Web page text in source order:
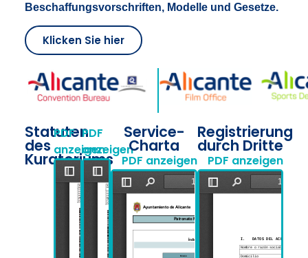
Beschaffungsvorschriften, Modelle und Gesetze.
Klicken Sie hier
Statuten
des
Kuratoriums
PDF
anzeigen
PDF
anzeigen
Service-
Charta
PDF anzeigen
Registrierung
durch Dritte
PDF anzeigen